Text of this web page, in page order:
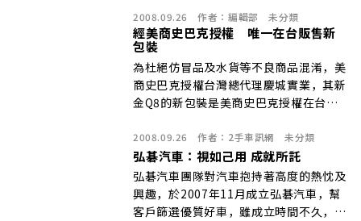
2008.09.26 作者： 編輯部 未分類
經美商史巴克授權 唯一在台販售新
包裝
為杜絕仿冒品及水貨等不良商品混淆，美
商史巴克授權台灣總代理慶城實業，其新
金Q8的新包裝是美商史巴克授權在台灣
有台灣總代理慶城實業的中文標示才有保
障。
2008.09.26 作者： 2手車訊網 未分類
弘碁汽車：視如己用 成就所託
弘碁汽車團隊對汽車抱持著高度的熱忱及
興趣，於2007年11月成立弘碁汽車，幫
客戶篩選優質好車，雖成立時間不久，但